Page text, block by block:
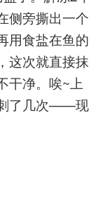
侧旁撕出一个
用食盐在鱼的
这次就直接抹
干净。唉~上
刺了几次——现